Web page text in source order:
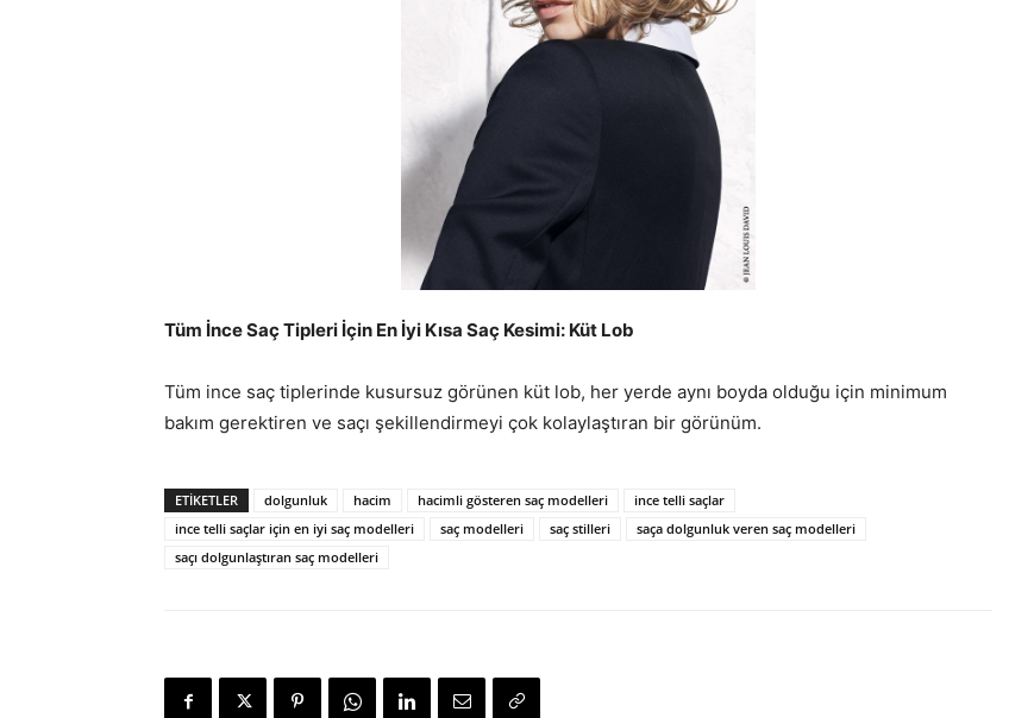
Tüm İnce Saç Tipleri İçin En İyi Kısa Saç Kesimi: Küt Lob
Tüm ince saç tiplerinde kusursuz görünen küt lob, her yerde aynı boyda olduğu için minimum
bakım gerektiren ve saçı şekillendirmeyi çok kolaylaştıran bir görünüm.
ETIKETLER dolgunluk hacim hacimli gösteren saç modelleri
ince telli saçlar
ince telli saçlar için en iyi saç modelleri
saç modelleri saç stilleri
saça dolgunluk veren saç modelleri
saçı dolgunlaştıran saç modelleri